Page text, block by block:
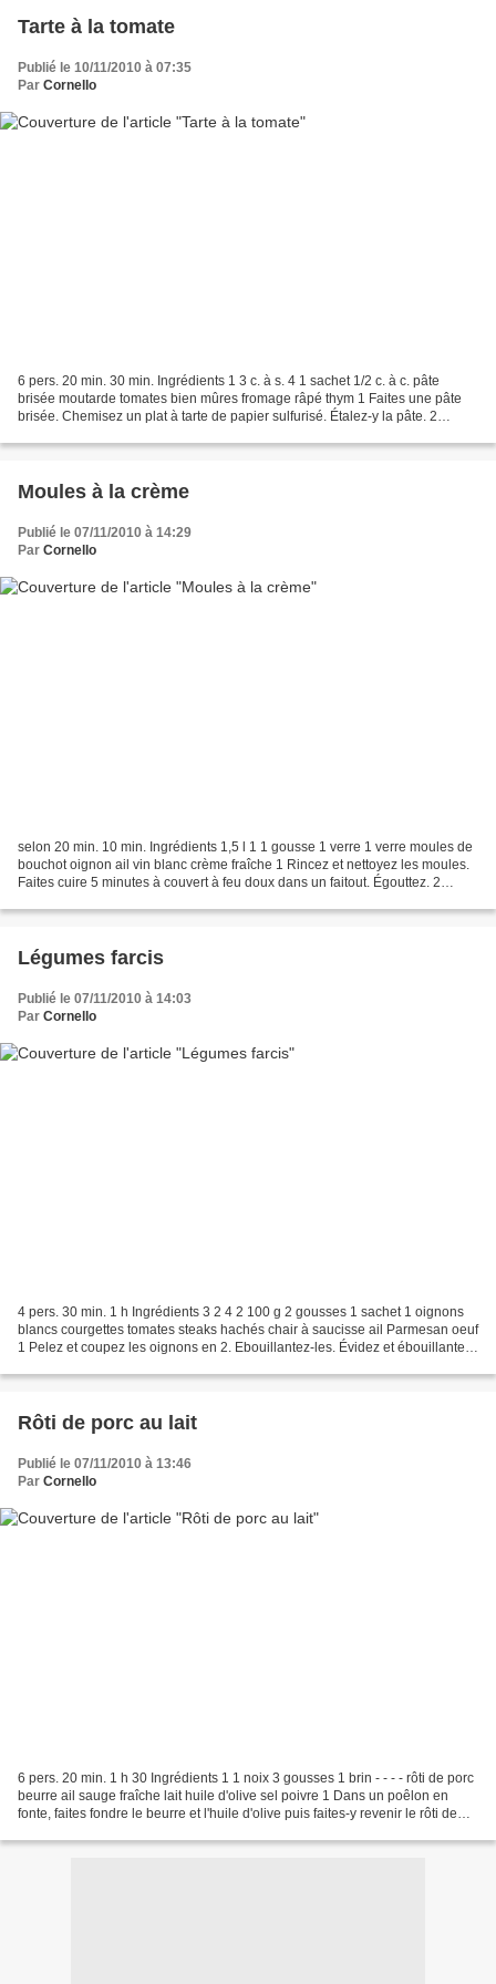
Tarte à la tomate
Publié le 10/11/2010 à 07:35
Par Cornello
6 pers. 20 min. 30 min. Ingrédients 1 3 c. à s. 4 1 sachet 1/2 c. à c. pâte
brisée moutarde tomates bien mûres fromage râpé thym 1 Faites une pâte
brisée. Chemisez un plat à tarte de papier sulfurisé. Étalez-y la pâte. 2
Moules à la crème
Publié le 07/11/2010 à 14:29
Par Cornello
selon 20 min. 10 min. Ingrédients 1,5 l 1 1 gousse 1 verre 1 verre moules de
bouchot oignon ail vin blanc crème fraîche 1 Rincez et nettoyez les moules.
Faites cuire 5 minutes à couvert à feu doux dans un faitout. Égouttez. 2
Légumes farcis
Publié le 07/11/2010 à 14:03
Par Cornello
4 pers. 30 min. 1 h Ingrédients 3 2 4 2 100 g 2 gousses 1 sachet 1 oignons
blancs courgettes tomates steaks hachés chair à saucisse ail Parmesan oeuf
1 Pelez et coupez les oignons en 2. Ebouillantez-les. Évidez et ébouillantez
Rôti de porc au lait
Publié le 07/11/2010 à 13:46
Par Cornello
6 pers. 20 min. 1 h 30 Ingrédients 1 1 noix 3 gousses 1 brin - - - - rôti de porc
beurre ail sauge fraîche lait huile d'olive sel poivre 1 Dans un poêlon en
fonte, faites fondre le beurre et l'huile d'olive puis faites-y revenir le rôti de